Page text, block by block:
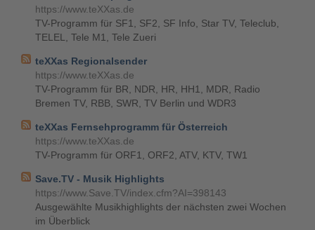
https://www.teXXas.de
TV-Programm für SF1, SF2, SF Info, Star TV, Teleclub,
TELEL, Tele M1, Tele Zueri
teXXas Regionalsender
https://www.teXXas.de
TV-Programm für BR, NDR, HR, HH1, MDR, Radio
Bremen TV, RBB, SWR, TV Berlin und WDR3
teXXas Fernsehprogramm für Österreich
https://www.teXXas.de
TV-Programm für ORF1, ORF2, ATV, KTV, TW1
Save.TV - Musik Highlights
https://www.Save.TV/index.cfm?AI=398143
Ausgewählte Musikhighlights der nächsten zwei Wochen
im Überblick